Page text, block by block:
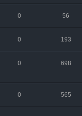
0 56
0 193
0 698
0 565